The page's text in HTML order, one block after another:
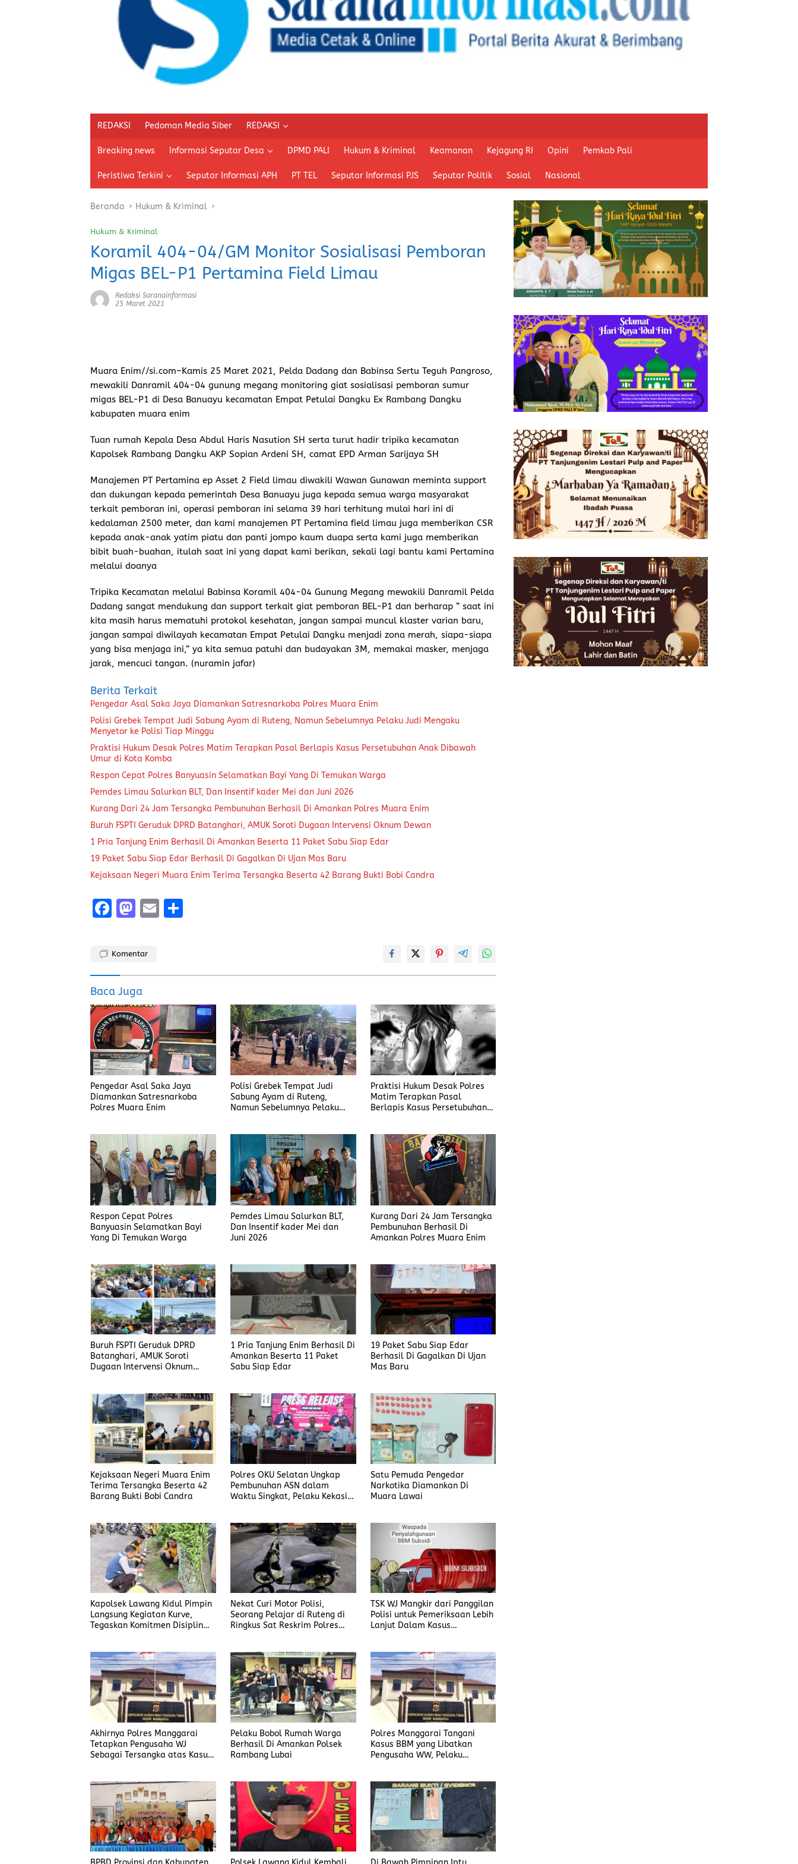
REDAKSI Pedoman Media Siber REDAKSI
Breaking news Informasi Seputar Desa DPMD PALI Hukum & Kriminal Keamanan Kejagung RI Opini Pemkab Pali
Peristiwa Terkini Seputar Informasi APH PT TEL Seputar Informasi PJS Seputar Politik Sosial Nasional
Beranda Hukum & Kriminal
Hukum & Kriminal
Koramil 404-04/GM Monitor Sosialisasi Pemboran
Migas BEL-P1 Pertamina Field Limau
Redaksi Saranainformasi
25 Maret 2021
Muara Enim//si.com–Kamis 25 Maret 2021, Pelda Dadang dan Babinsa Sertu Teguh Pangroso,
mewakili Danramil 404-04 gunung megang monitoring giat sosialisasi pemboran sumur
migas BEL-P1 di Desa Banuayu kecamatan Empat Petulai Dangku Ex Rambang Dangku
kabupaten muara enim
Tuan rumah Kepala Desa Abdul Haris Nasution SH serta turut hadir tripika kecamatan
Kapolsek Rambang Dangku AKP Sopian Ardeni SH, camat EPD Arman Sarijaya SH
Manajemen PT Pertamina ep Asset 2 Field limau diwakili Wawan Gunawan meminta support
dan dukungan kepada pemerintah Desa Banuayu juga kepada semua warga masyarakat
terkait pemboran ini, operasi pemboran ini selama 39 hari terhitung mulai hari ini di
kedalaman 2500 meter, dan kami manajemen PT Pertamina field limau juga memberikan CSR
kepada anak-anak yatim piatu dan panti jompo kaum duapa serta kami juga memberikan
bibit buah-buahan, itulah saat ini yang dapat kami berikan, sekali lagi bantu kami Pertamina
melalui doanya
Tripika Kecamatan melalui Babinsa Koramil 404-04 Gunung Megang mewakili Danramil Pelda
Dadang sangat mendukung dan support terkait giat pemboran BEL-P1 dan berharap ” saat ini
kita masih harus mematuhi protokol kesehatan, jangan sampai muncul klaster varian baru,
jangan sampai diwilayah kecamatan Empat Petulai Dangku menjadi zona merah, siapa-siapa
yang bisa menjaga ini,” ya kita semua patuhi dan budayakan 3M, memakai masker, menjaga
jarak, mencuci tangan. (nuramin jafar)
Berita Terkait
Pengedar Asal Saka Jaya Diamankan Satresnarkoba Polres Muara Enim
Polisi Grebek Tempat Judi Sabung Ayam di Ruteng, Namun Sebelumnya Pelaku Judi Mengaku
Menyetor ke Polisi Tiap Minggu
Praktisi Hukum Desak Polres Matim Terapkan Pasal Berlapis Kasus Persetubuhan Anak Dibawah
Umur di Kota Komba
Respon Cepat Polres Banyuasin Selamatkan Bayi Yang Di Temukan Warga
Pemdes Limau Salurkan BLT, Dan Insentif kader Mei dan Juni 2026
Kurang Dari 24 Jam Tersangka Pembunuhan Berhasil Di Amankan Polres Muara Enim
Buruh FSPTI Geruduk DPRD Batanghari, AMUK Soroti Dugaan Intervensi Oknum Dewan
1 Pria Tanjung Enim Berhasil Di Amankan Beserta 11 Paket Sabu Siap Edar
19 Paket Sabu Siap Edar Berhasil Di Gagalkan Di Ujan Mas Baru
Kejaksaan Negeri Muara Enim Terima Tersangka Beserta 42 Barang Bukti Bobi Candra
F
ce
o
o
k
M
st
d
o
n
E
Komentar
Baca Juga
Pengedar Asal Saka Jaya
Diamankan Satresnarkoba
Polres Muara Enim
Polisi Grebek Tempat Judi
Sabung Ayam di Ruteng,
Namun Sebelumnya Pelaku
Praktisi Hukum Desak Polres
Matim Terapkan Pasal
Berlapis Kasus Persetubuhan
Respon Cepat Polres
Banyuasin Selamatkan Bayi
Yang Di Temukan Warga
Pemdes Limau Salurkan BLT,
Dan Insentif kader Mei dan
Juni 2026
Kurang Dari 24 Jam Tersangka
Pembunuhan Berhasil Di
Amankan Polres Muara Enim
Buruh FSPTI Geruduk DPRD
Batanghari, AMUK Soroti
Dugaan Intervensi Oknum
1 Pria Tanjung Enim Berhasil Di
Amankan Beserta 11 Paket
Sabu Siap Edar
19 Paket Sabu Siap Edar
Berhasil Di Gagalkan Di Ujan
Mas Baru
Kejaksaan Negeri Muara Enim
Terima Tersangka Beserta 42
Barang Bukti Bobi Candra
Polres OKU Selatan Ungkap
Pembunuhan ASN dalam
Waktu Singkat, Pelaku Kekasih
Satu Pemuda Pengedar
Narkotika Diamankan Di
Muara Lawai
Kapolsek Lawang Kidul Pimpin
Langsung Kegiatan Kurve,
Tegaskan Komitmen Disiplin
Nekat Curi Motor Polisi,
Seorang Pelajar di Ruteng di
Ringkus Sat Reskrim Polres
TSK WJ Mangkir dari Panggilan
Polisi untuk Pemeriksaan Lebih
Lanjut Dalam Kasus
Akhirnya Polres Manggarai
Tetapkan Pengusaha WJ
Sebagai Tersangka atas Kasus
Pelaku Bobol Rumah Warga
Berhasil Di Amankan Polsek
Rambang Lubai
Polres Manggarai Tangani
Kasus BBM yang Libatkan
Pengusaha WW, Pelaku